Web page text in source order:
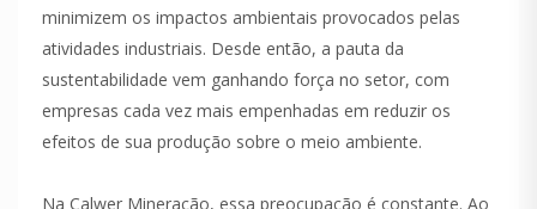
minimizem os impactos ambientais provocados pelas
atividades industriais. Desde então, a pauta da
sustentabilidade vem ganhando força no setor, com
empresas cada vez mais empenhadas em reduzir os
efeitos de sua produção sobre o meio ambiente.
Na Calwer Mineração, essa preocupação é constante. Ao